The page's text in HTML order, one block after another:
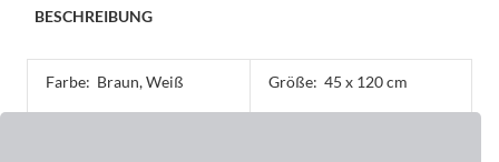
günstig
gut
quantity
BESCHREIBUNG
Farbe: Braun, Weiß Größe: 45 x 120 cm